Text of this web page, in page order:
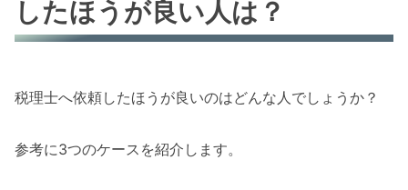
したほうが良い人は？
税理士へ依頼したほうが良いのはどんな人でしょうか？
参考に3つのケースを紹介します。